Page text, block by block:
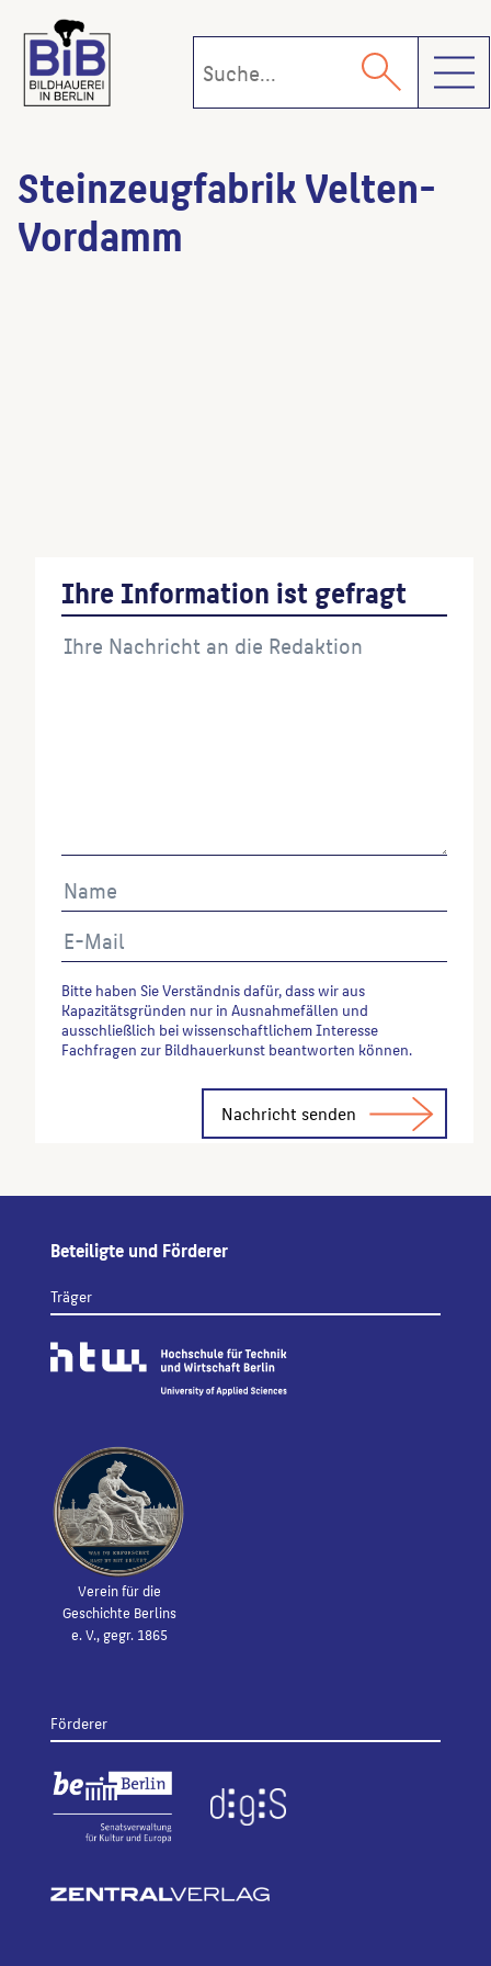
Steinzeugfabrik Velten-
Vordamm
Ihre Information ist gefragt
Bitte haben Sie Verständnis dafür, dass wir aus
Kapazitätsgründen nur in Ausnahmefällen und
ausschließlich bei wissenschaftlichem Interesse
Fachfragen zur Bildhauerkunst beantworten können.
Beteiligte und Förderer
Träger
Verein für die
Geschichte Berlins
e. V., gegr. 1865
Förderer